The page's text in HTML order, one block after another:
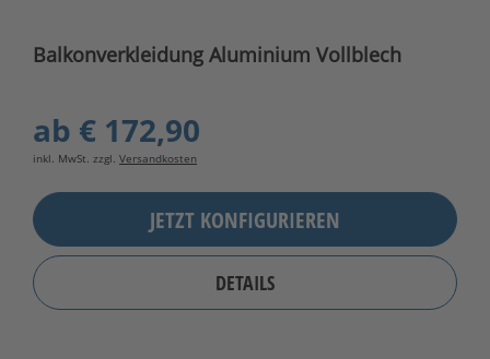
Balkonverkleidung Aluminium Vollblech
ab € 172,90
inkl. MwSt. zzgl. Versandkosten
JETZT KONFIGURIEREN
DETAILS